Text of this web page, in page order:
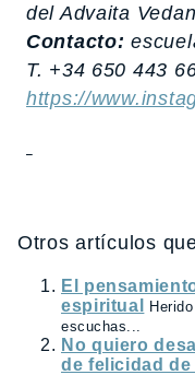
del Advaita
Contacto:
T. +34 650 443
https://
Otros artículos
El
espiritual
escuchas...
No quiero
de felicidad de